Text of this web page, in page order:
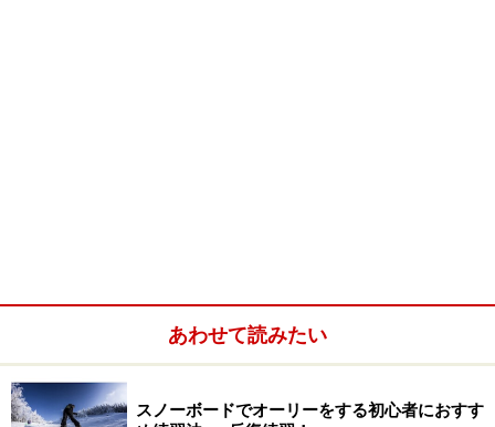
◆◆STRAIGHT JUMP◆（有効投票総数：132,725票）
あわせて読みたい
スノーボードでオーリーをする初心者におすす